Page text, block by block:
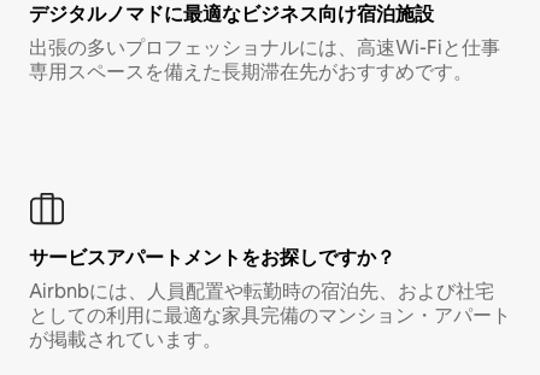
デジタルノマド⁠に最⁠適⁠なビ⁠ジ⁠ネ⁠ス⁠向⁠け宿⁠泊⁠施⁠設
出張の多いプロフェッショナルには、高速Wi-Fiと仕事
専用スペースを備えた長期滞在先がおすすめです。
サービスアパートメントをお探しですか？
Airbnbには、人員配置や転勤時の宿泊先、および社宅
としての利用に最適な家具完備のマンション・アパート
が掲載されています。